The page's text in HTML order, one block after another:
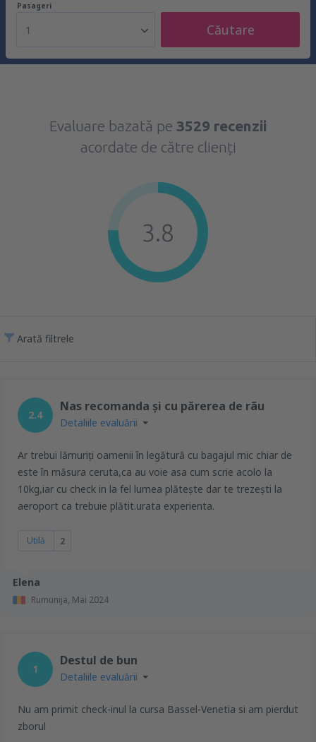
Pasageri
1 Căutare
Evaluare bazată pe 3529 recenzii
acordate de către clienți
3.8
Arată filtrele
Elena
Rumunija, Mai 2024
2.4
Nas recomanda și cu părerea de rãu
Detaliile evaluării
Ar trebui lămuriți oamenii în legătură cu bagajul mic chiar de
este în măsura ceruta,ca au voie asa cum scrie acolo la
10kg,iar cu check in la fel lumea plătește dar te trezești la
aeroport ca trebuie plătit.urata experienta.
Utilă 2
1
Destul de bun
Detaliile evaluării
Nu am primit check-inul la cursa Bassel-Venetia si am pierdut
zborul